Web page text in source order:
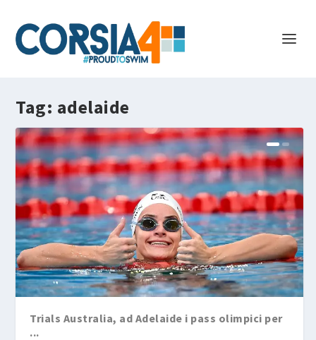
Tag: adelaide
Trials Australia, ad Adelaide i pass olimpici per
...